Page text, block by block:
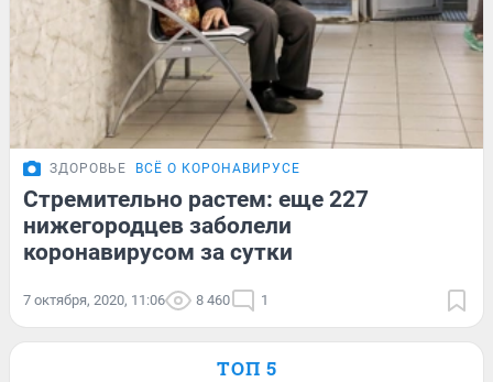
ЗДОРОВЬЕ ВСЁ О КОРОНАВИРУСЕ
Стремительно растем: еще 227
нижегородцев заболели
коронавирусом за сутки
7 октября, 2020, 11:06 8 460 1
ТОП 5